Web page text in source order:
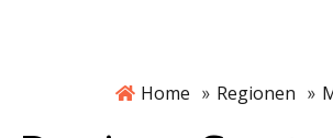
Home » Regionen »